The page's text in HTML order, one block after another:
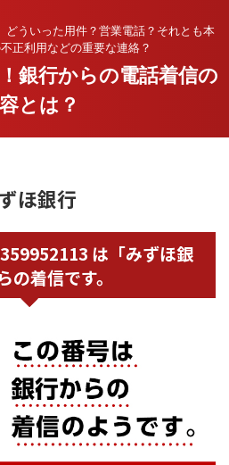
どういった用件？営業電話？それとも本
正利用などの重要な連絡？
銀行からの電話着信の
とは？
ほ銀行
は「みずほ銀
の着信です。